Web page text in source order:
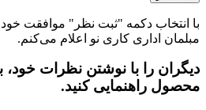
با انتخاب دکمه "ثبت نظر" موافقت خود
مبلمان اداری کاری نو اعلام می‌کنم.
دیگران را با نوشتن نظرات خود،
محصول راهنمایی کنید.